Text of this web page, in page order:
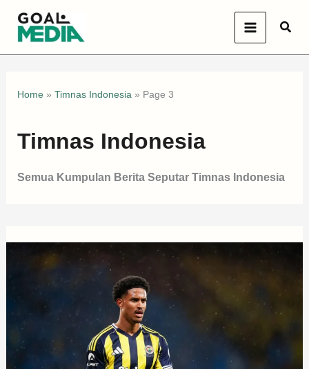
Home» Timnas Indonesia » Page 3
Timnas Indonesia
Semua Kumpulan Berita Seputar Timnas Indonesia